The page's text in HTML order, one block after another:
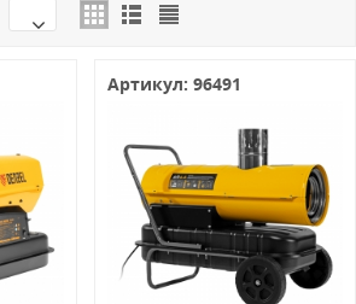
Артикул: 96491